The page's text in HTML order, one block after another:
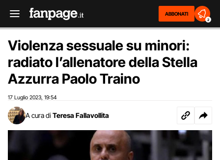
ABBONATI
2
Violenza sessuale su minori:
radiato l’allenatore della Stella
Azzurra Paolo Traino
17 Luglio 2023 19:54
A cura di Teresa Fallavollita